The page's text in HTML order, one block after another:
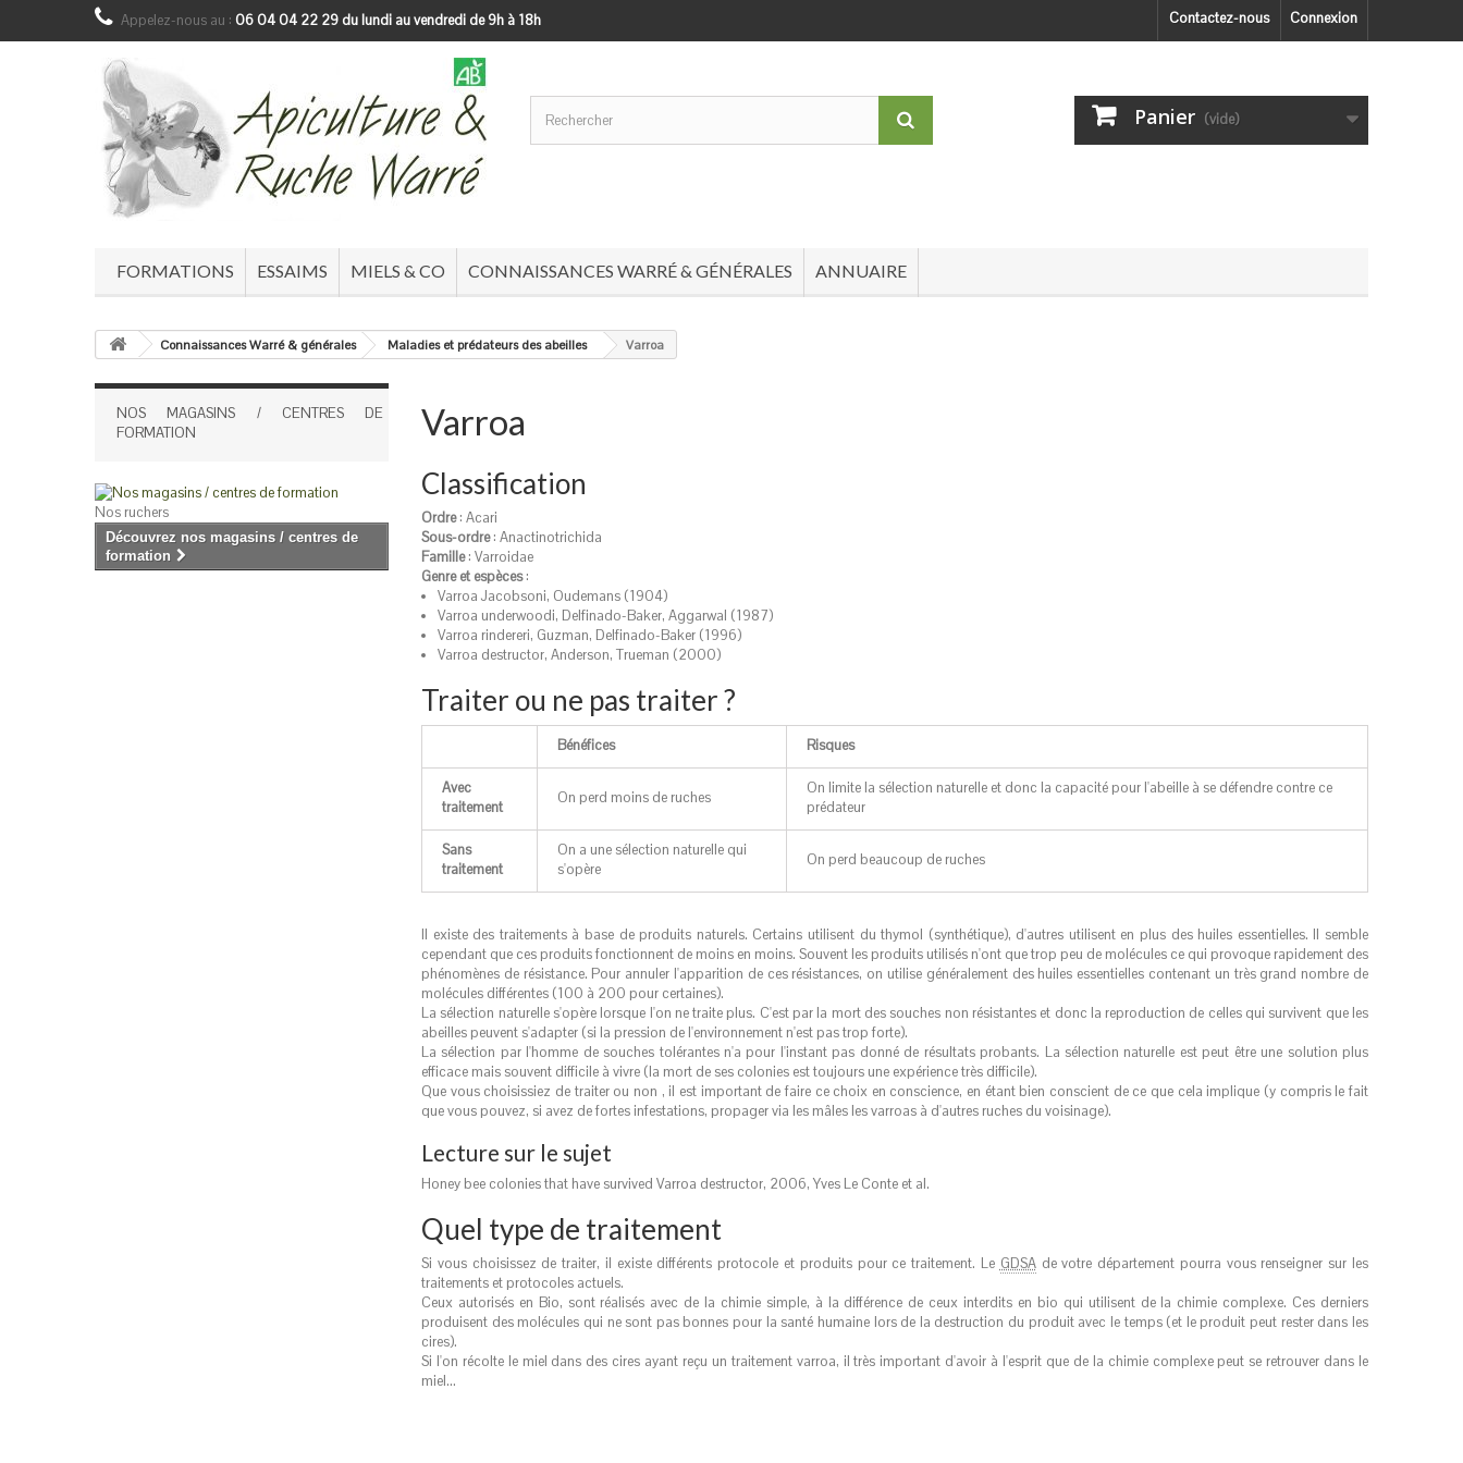
Connexion
Contactez-nous
Appelez-nous au : 06 04 04 22 29 du lundi au vendredi de 9h à 18h
Panier (vide)
FORMATIONS ESSAIMS MIELS & CO CONNAISSANCES WARRÉ & GÉNÉRALES ANNUAIRE
Connaissances Warré & générales Maladies et prédateurs des abeilles Varroa
NOS MAGASINS / CENTRES DE
FORMATION
Nos ruchers
Découvrez nos magasins / centres de
formation
Varroa
Classification
Ordre: Acari
Sous-ordre: Anactinotrichida
Famille: Varroidae
Genre et espèces:
Varroa Jacobsoni, Oudemans (1904)
Varroa underwoodi, Delfinado-Baker, Aggarwal (1987)
Varroa rindereri, Guzman, Delfinado-Baker (1996)
Varroa destructor, Anderson, Trueman (2000)
Traiter ou ne pas traiter ?
Bénéfices Risques
Avec
traitement
On perd moins de ruches
On limite la sélection naturelle et donc la capacité pour l'abeille à se défendre contre ce
prédateur
Sans
traitement
On a une sélection naturelle qui
s'opère
On perd beaucoup de ruches
Il existe des traitements à base de produits naturels. Certains utilisent du thymol (synthétique), d'autres utilisent en plus des huiles essentielles. Il semble
cependant que ces produits fonctionnent de moins en moins. Souvent les produits utilisés n'ont que trop peu de molécules ce qui provoque rapidement des
phénomènes de résistance. Pour annuler l'apparition de ces résistances, on utilise généralement des huiles essentielles contenant un très grand nombre de
molécules différentes (100 à 200 pour certaines).
La sélection naturelle s'opère lorsque l'on ne traite plus. C'est par la mort des souches non résistantes et donc la reproduction de celles qui survivent que les
abeilles peuvent s'adapter (si la pression de l'environnement n'est pas trop forte).
La sélection par l'homme de souches tolérantes n'a pour l'instant pas donné de résultats probants. La sélection naturelle est peut être une solution plus
efficace mais souvent difficile à vivre (la mort de ses colonies est toujours une expérience très difficile).
Que vous choisissiez de traiter ou non , il est important de faire ce choix en conscience, en étant bien conscient de ce que cela implique (y compris le fait
que vous pouvez, si avez de fortes infestations, propager via les mâles les varroas à d'autres ruches du voisinage).
Lecture sur le sujet
Honey bee colonies that have survived Varroa destructor, 2006, Yves Le Conte et al.
Quel type de traitement
Si vous choisissez de traiter, il existe différents protocole et produits pour ce traitement. Le GDSAde votre département pourra vous renseigner sur les
traitements et protocoles actuels.
Ceux autorisés en Bio, sont réalisés avec de la chimie simple, à la différence de ceux interdits en bio qui utilisent de la chimie complexe. Ces derniers
produisent des molécules qui ne sont pas bonnes pour la santé humaine lors de la destruction du produit avec le temps (et le produit peut rester dans les
cires).
Si l'on récolte le miel dans des cires ayant reçu un traitement varroa, il très important d'avoir à l'esprit que de la chimie complexe peut se retrouver dans le
miel...